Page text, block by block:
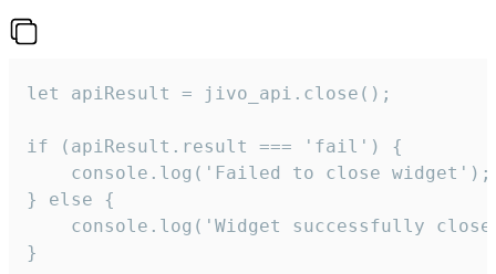
let apiResult = jivo_api.close();
if (apiResult.result === 'fail') {
    console.log('Failed to close widget');
} else {
console.log('Widget successfully
}